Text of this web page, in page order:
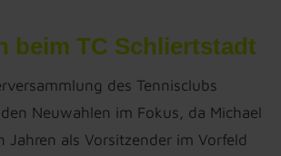
beim TC Schliertstadt
des Tennisclubs
Neuwahlen im Fokus, da Michael
Jahren als Vorsitzender im Vorfeld